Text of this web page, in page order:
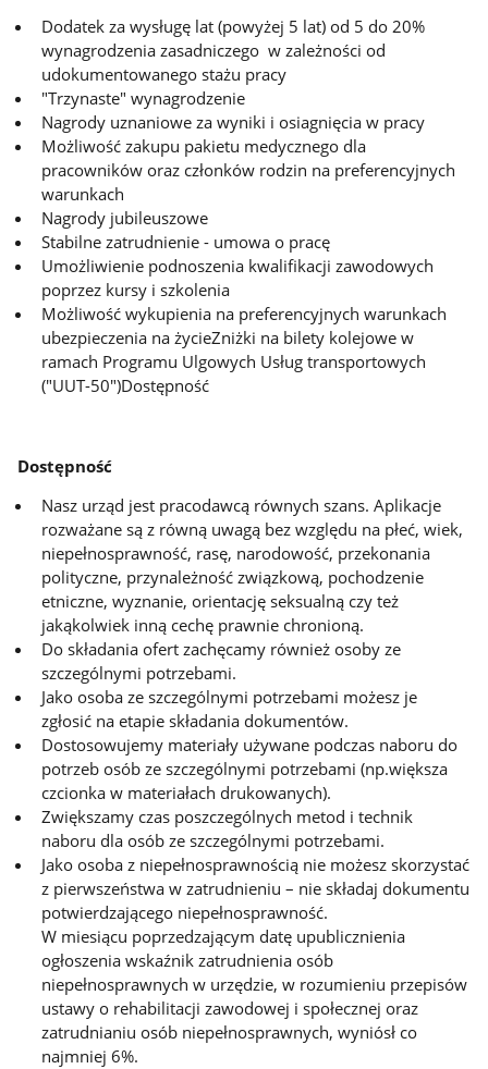
Dodatek za wysługę lat (powyżej 5 lat) od 5 do 20%
wynagrodzenia zasadniczego w zależności od
udokumentowanego stażu pracy
"Trzynaste" wynagrodzenie
Nagrody uznaniowe za wyniki i osiagnięcia w pracy
Możliwość zakupu pakietu medycznego dla
pracowników oraz członków rodzin na preferencyjnych
warunkach
Nagrody jubileuszowe
Stabilne zatrudnienie - umowa o pracę
Umożliwienie podnoszenia kwalifikacji zawodowych
poprzez kursy i szkolenia
Możliwość wykupienia na preferencyjnych warunkach
ubezpieczenia na życieZniżki na bilety kolejowe w
ramach Programu Ulgowych Usług transportowych
("UUT-50")Dostępność
Dostępność
Nasz urząd jest pracodawcą równych szans. Aplikacje
rozważane są z równą uwagą bez względu na płeć, wiek,
niepełnosprawność, rasę, narodowość, przekonania
polityczne, przynależność związkową, pochodzenie
etniczne, wyznanie, orientację seksualną czy też
jakąkolwiek inną cechę prawnie chronioną.
Do składania ofert zachęcamy również osoby ze
szczególnymi potrzebami.
Jako osoba ze szczególnymi potrzebami możesz je
zgłosić na etapie składania dokumentów.
Dostosowujemy materiały używane podczas naboru do
potrzeb osób ze szczególnymi potrzebami (np.większa
czcionka w materiałach drukowanych).
Zwiększamy czas poszczególnych metod i technik
naboru dla osób ze szczególnymi potrzebami.
Jako osoba z niepełnosprawnością nie możesz skorzystać
z pierwszeństwa w zatrudnieniu – nie składaj dokumentu
potwierdzającego niepełnosprawność.
W miesiącu poprzedzającym datę upublicznienia
ogłoszenia wskaźnik zatrudnienia osób
niepełnosprawnych w urzędzie, w rozumieniu przepisów
ustawy o rehabilitacji zawodowej i społecznej oraz
zatrudnianiu osób niepełnosprawnych, wyniósł co
najmniej 6%.